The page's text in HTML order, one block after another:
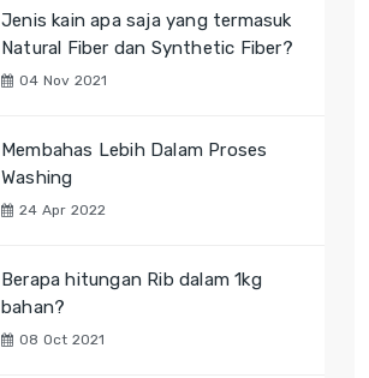
Jenis kain apa saja yang termasuk
Natural Fiber dan Synthetic Fiber?
04 Nov 2021
Membahas Lebih Dalam Proses
Washing
24 Apr 2022
Berapa hitungan Rib dalam 1kg
bahan?
08 Oct 2021